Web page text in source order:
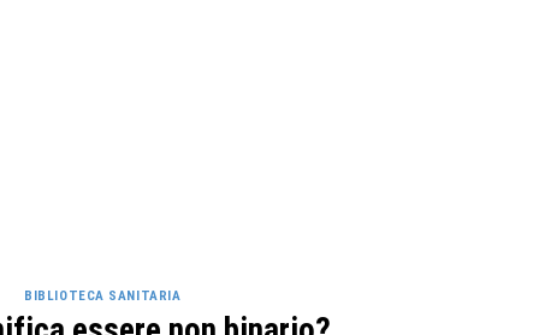
BIBLIOTECA SANITARIA